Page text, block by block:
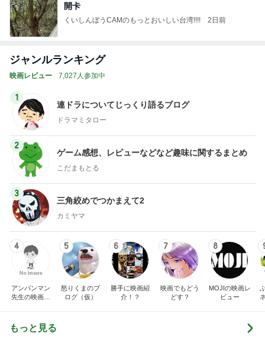
開卡
くいしんぼうCAMのもっとおいしい台湾!!!! 2日前
ジャンルランキング
映画レビュー 7,027人参加中
1
連ドラについてじっくり語るブログ
ドラマミタロー
2
ゲーム感想、レビューなどなど趣味に関するまとめ
こだまもとる
3
三角絞めでつかまえて2
カミヤマ
4
アンパンマン
先生の映画講
5
怒りくまのブ
ログ（仮）
6
勝手に映画紹
介！？
7
映画でもどう
どす？
8
MOJIの映画レ
ビュー
もっと見る